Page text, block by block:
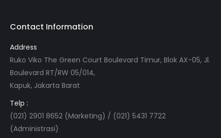
Contact Information
Address
Ruko Viko The Green Court Boulevard Timur, Blok AX-05, Jl.
Boulevard RT/RW 05/014,
Kapuk, Jakarta Barat
Telp :
(021) 2901 8652 (Marketing) / (021) 5431 7722
(Administrasi)